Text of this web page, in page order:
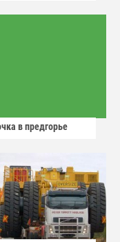
в предгорье